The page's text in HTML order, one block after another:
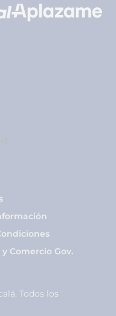
Comercio Gov.
Todos los